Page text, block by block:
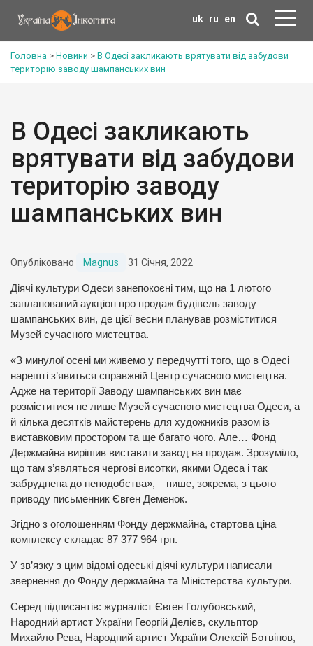
uk ru en
Головна > Новини > В Одесі закликають врятувати від забудови
територію заводу шампанських вин
В Одесі закликають
врятувати від забудови
територію заводу
шампанських вин
Опубліковано Magnus 31 Січня, 2022
Діячі культури Одеси занепокоєні тим, що на 1 лютого
запланований аукціон про продаж будівель заводу
шампанських вин, де цієї весни планував розміститися
Музей сучасного мистецтва.
«З минулої осені ми живемо у передчутті того, що в Одесі
нарешті з’явиться справжній Центр сучасного мистецтва.
Адже на території Заводу шампанських вин має
розміститися не лише Музей сучасного мистецтва Одеси, а
й кілька десятків майстерень для художників разом із
виставковим простором та ще багато чого. Але… Фонд
Держмайна вирішив виставити завод на продаж. Зрозуміло,
що там з’являться чергові висотки, якими Одеса і так
забруднена до неподобства», – пише, зокрема, з цього
приводу письменник Євген Деменок.
Згідно з оголошенням Фонду держмайна, стартова ціна
комплексу складає 87 377 964 грн.
У зв’язку з цим відомі одеські діячі культури написали
звернення до Фонду держмайна та Міністерства культури.
Серед підписантів: журналіст Євген Голубовський,
Народний артист України Георгій Делієв, скульптор
Михайло Рева, Народний артист України Олексій Ботвінов,